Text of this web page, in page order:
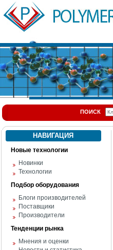
ПОИСК
НАВИГАЦИЯ
Новые технологии
Новинки
Технологии
Подбор оборудования
Блоги производителей
Поставщики
Производители
Тенденции рынка
Мнения и оценки